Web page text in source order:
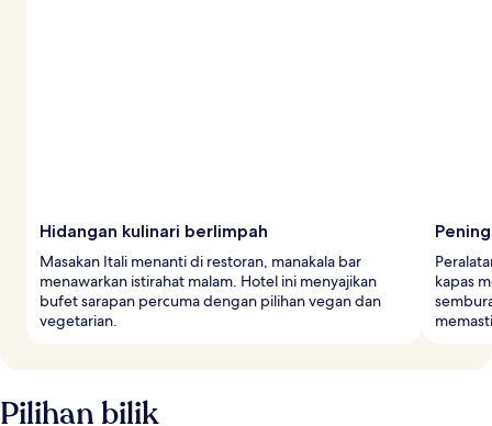
Hidangan kulinari berlimpah
Masakan Itali menanti di restoran, manakala bar
menawarkan istirahat malam. Hotel ini menyajikan
bufet sarapan percuma dengan pilihan vegan dan
vegetarian.
kapas
Pilihan bilik